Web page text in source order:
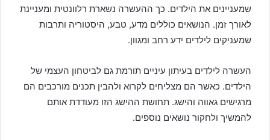
שמעניינים את הילדים. כך ההעשרה נשארת רלוונטית ומעניינת
לאורך זמן. הנושאים כוללים מדע, טבע, היסטוריה ותרבות
שמעניקים לילדים ידע רחב ומגוון.
העשרה לילדים בעיתון עיניים תורמת גם לביטחון העצמי של
הילדים. כאשר הם מצליחים לקרוא ולהבין תכנים מורכבים הם
מרגישים גאווה והישג. תחושת ההישג הזו מעודדת אותם
להמשיך ולחקור נושאים נוספים.